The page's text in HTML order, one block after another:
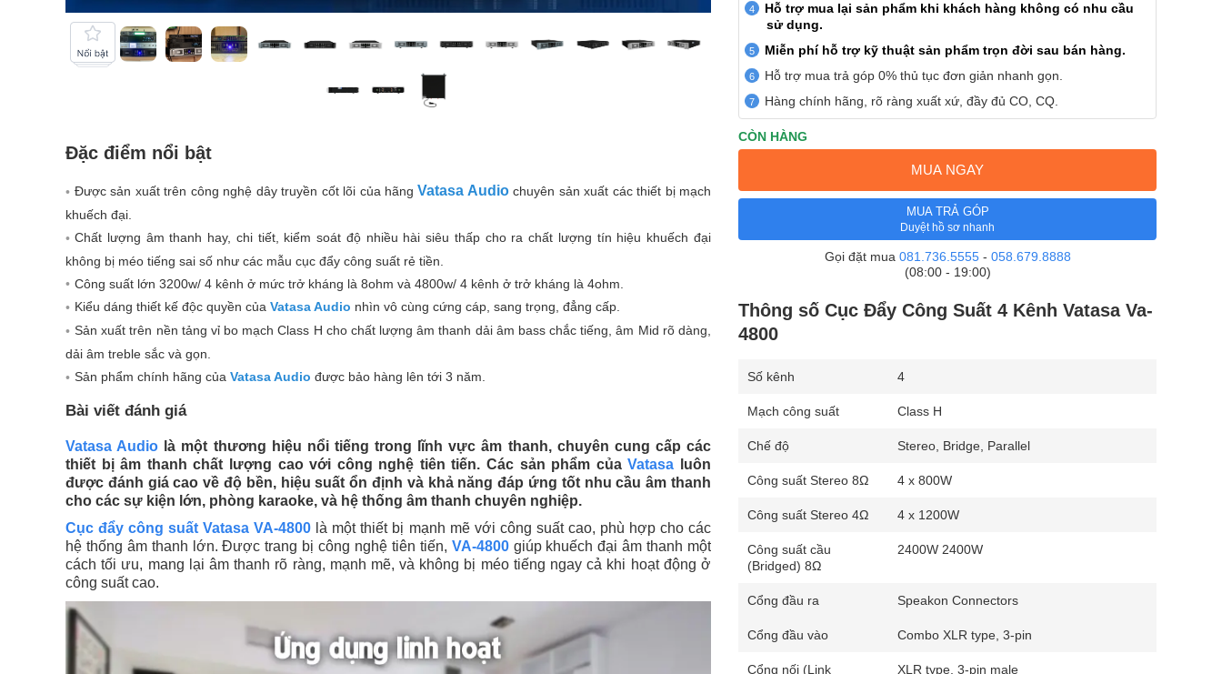
Đặc điểm nổi bật
Được sản xuất trên công nghệ dây truyền cốt lõi của hãngVatasa Audiochuyên sản xuất các thiết bị mạch
khuếch đại.
Chất lượng âm thanh hay, chi tiết, kiểm soát độ nhiều hài siêu thấp cho ra chất lượng tín hiệu khuếch đại
không bị méo tiếng sai số như các mẫu cục đẩy công suất rẻ tiền.
Công suất lớn 3200w/ 4 kênh ở mức trở kháng là 8ohm và 4800w/ 4 kênh ở trở kháng là 4ohm.
Kiểu dáng thiết kế độc quyền của Vatasa Audio nhìn vô cùng cứng cáp, sang trọng, đẳng cấp.
Sản xuất trên nền tảng vỉ bo mạch Class H cho chất lượng âm thanh dải âm bass chắc tiếng, âm Mid rõ dàng,
dải âm treble sắc và gọn.
Sản phẩm chính hãng của Vatasa Audio được bảo hàng lên tới 3 năm.
Bài viết đánh giá
Vatasa Audio là một thương hiệu nổi tiếng trong lĩnh vực âm thanh, chuyên cung cấp các
thiết bị âm thanh chất lượng cao với công nghệ tiên tiến. Các sản phẩm củaVatasa luôn
được đánh giá cao về độ bền, hiệu suất ổn định và khả năng đáp ứng tốt nhu cầu âm thanh
cho các sự kiện lớn, phòng karaoke, và hệ thống âm thanh chuyên nghiệp.
Cục đẩy công suất Vatasa VA-4800 là một thiết bị mạnh mẽ với công suất cao, phù hợp cho các
hệ thống âm thanh lớn. Được trang bị công nghệ tiên tiến, VA-4800giúp khuếch đại âm thanh một
cách tối ưu, mang lại âm thanh rõ ràng, mạnh mẽ, và không bị méo tiếng ngay cả khi hoạt động ở
công suất cao.
Hỗ trợ mua lại sản phẩm khi khách hàng không có nhu cầu
sử dụng.
Miễn phí hỗ trợ kỹ thuật sản phẩm trọn đời sau bán hàng.
Hỗ trợ mua trả góp 0% thủ tục đơn giản nhanh gọn.
Hàng chính hãng, rõ ràng xuất xứ, đầy đủ CO, CQ.
CÒN HÀNG
MUA NGAY
MUA TRẢ GÓP
Duyệt hồ sơ nhanh
Gọi đặt mua 081.736.5555- 058.679.8888
(08:00 - 19:00)
Thông số Cục Đẩy Công Suất 4 Kênh Vatasa Va-
4800
Số kênh 4
Mạch công suất Class H
Chế độ Stereo, Bridge, Parallel
Công suất Stereo 8Ω 4 x 800W
Công suất Stereo 4Ω 4 x 1200W
Công suất cầu
(Bridged) 8Ω
2400W 2400W
Cổng đầu ra Speakon Connectors
Cổng đầu vào Combo XLR type, 3-pin
Cổng nối (Link
XLR type, 3-pin male